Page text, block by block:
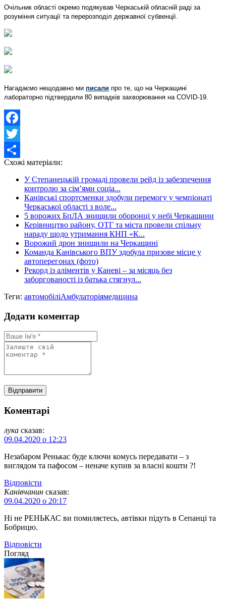
Очільник області окремо подякував Черкаській обласній раді за
розуміння ситуації та перерозподіл державної субвенції.
Нагадаємо нещодавно ми писали про те, що на Черкащині
лабораторно підтвердили 80 випадків захворювання на COVID-19.
Facebook
Twitter
Share
Схожі матеріали:
У Степанецькій громаді провели рейд із забезпечення
контролю за сім’ями соціа...
Канівські спортсменки здобули перемогу у чемпіонаті
Черкаської області з воле...
5 ворожих БпЛА знищили оборонці у небі Черкащини
Керівництво району, ОТГ та міста провели спільну
нараду щодо утримання КНП «К...
Ворожий дрон знищили на Черкащині
Команда Канівського ВПУ здобула призове місце у
автоперегонах (фото)
Рекорд із аліментів у Каневі – за місяць без
заборгованості із батька стягнул...
Теги: автомобіліАмбулаторіямедицина
Додати коментар
Коментарі
лука сказав:
09.04.2020 о 12:23
Незабаром Ренькас буде ключи комусь передавати – з
виглядом та пафосом – неначе купив за власні кошти ?!
Відповіcти
Канівчанин сказав:
09.04.2020 о 20:17
Ні не РЕНЬКАС ви помиляєтесь, автівки підуть в Сепанці та
Бобрицю.
Відповіcти
Погляд